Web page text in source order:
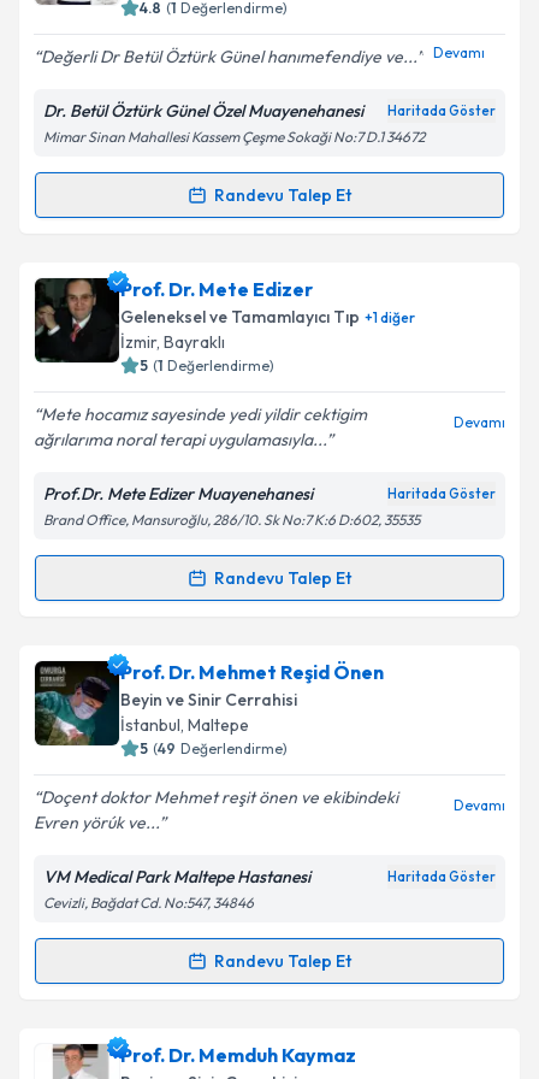
Kişisel verilerimin işlenmesine ilişkinAydınlatma
Metni'ni okudum ve kişisel verilerimin belirtilen
kapsamda işlenmesini kabul ediyorum.
4.8 (1 Değerlendirme)
Değerli Dr Betül Öztürk Günel hanımefendiye ve... Devamı
Dr. Betül Öztürk Günel Özel Muayenehanesi Haritada Göster
Mimar Sinan Mahallesi Kassem Çeşme Sokaği No:7 D.1 34672
Randevu Talep Et
Randevu Takvimi Talebi
Dr. Betül Öztürk Güneliçin randevu takvimi talebi
oluşturun. Size bu uzmandan randevu almanız için bir
takvim hazırlandığında e-posta ile bilgilendireceğiz.
Kişisel verilerimin işlenmesine ilişkin
Aydınlatma
Metni'ni okudum ve kişisel verilerimin belirtilen
kapsamda işlenmesini kabul ediyorum.
Prof. Dr. Mete Edizer
Geleneksel ve Tamamlayıcı Tıp +1diğer
İzmir, Bayraklı
5 (1 Değerlendirme)
Mete hocamız sayesinde yedi yildir cektigim
ağrılarıma noral terapi uygulamasıyla...
Devamı
Prof.Dr. Mete Edizer Muayenehanesi Haritada Göster
Brand Office, Mansuroğlu, 286/10. Sk No:7 K:6 D:602, 35535
Randevu Talep Et
Randevu Takvimi Talebi
Prof. Dr. Mete Edizeriçin randevu takvimi talebi
oluşturun. Size bu uzmandan randevu almanız için bir
takvim hazırlandığında e-posta ile bilgilendireceğiz.
Kişisel verilerimin işlenmesine ilişkin
Aydınlatma
Metni'ni okudum ve kişisel verilerimin belirtilen
kapsamda işlenmesini kabul ediyorum.
Prof. Dr. Mehmet Reşid Önen
Beyin ve Sinir Cerrahisi
İstanbul, Maltepe
5 (49 Değerlendirme)
Doçent doktor Mehmet reşit önen ve ekibindeki
Evren yörúk ve...
Devamı
VM Medical Park Maltepe Hastanesi Haritada Göster
Cevizli, Bağdat Cd. No:547, 34846
Randevu Talep Et
Randevu Takvimi Talebi
Prof. Dr. Mehmet Reşid Öneniçin randevu takvimi
Prof. Dr. Memduh Kaymaz